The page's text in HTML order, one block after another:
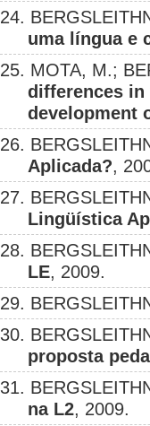
24.
uma língua e
25. MOTA, M.;
differences
development
26.
Aplicada?,
27.
Lingüística
28.
LE, 2009.
29.
30.
proposta
31.
na L2, 2009.